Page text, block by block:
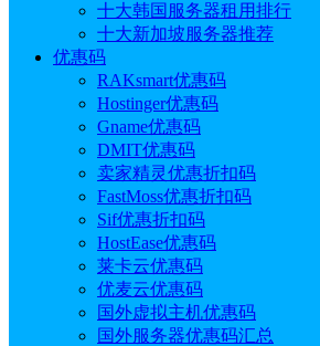
十大韩国服务器租用排行
十大新加坡服务器推荐
优惠码
RAKsmart优惠码
Hostinger优惠码
Gname优惠码
DMIT优惠码
卖家精灵优惠折扣码
FastMoss优惠折扣码
Sif优惠折扣码
HostEase优惠码
莱卡云优惠码
优麦云优惠码
国外虚拟主机优惠码
国外服务器优惠码汇总
SEO网站结构如何优化
作者: Aimee 分类:运营推广
发布时
更新于: 2025.04.25 18:36:24